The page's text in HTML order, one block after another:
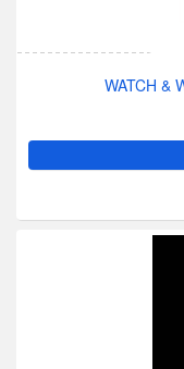
WATCH &